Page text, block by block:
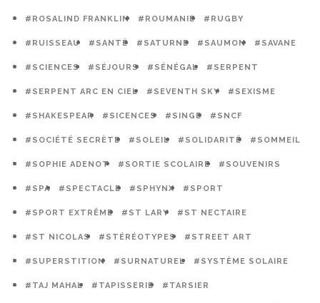
#ROSALIND FRANKLIN #ROUMANIE #RUGBY
#RUISSEAU #SANTÉ #SATURNE #SAUMON #SAVANE
#SCIENCES #SÉJOURS #SÉNÉGAL #SERPENT
#SERPENT ARC EN CIEL #SEVENTH SKY #SEXISME
#SHAKESPEAR #SICENCES #SINGE #SNCF
#SOCIÉTÉ SECRÈTE #SOLEIL #SOLIDARITÉ #SOMMEIL
#SOPHIE ADENOT #SORTIE SCOLAIRE #SOUVENIRS
#SPA #SPECTACLE #SPHYNX #SPORT
#SPORT EXTRÊME #ST LARY #ST NECTAIRE
#ST NICOLAS #STÉRÉOTYPES #STREET ART
#SUPERSTITION #SURNATUREL #SYSTÈME SOLAIRE
#TAJ MAHAL #TAPISSERIE #TARSIER